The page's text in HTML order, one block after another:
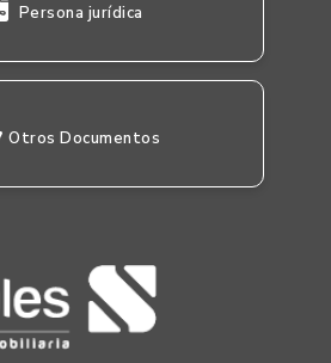
Persona jurídica
Otros Documentos